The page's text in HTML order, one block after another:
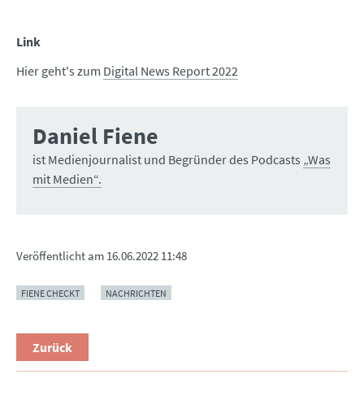
Link
Hier geht's zum Digital News Report 2022
Daniel Fiene
ist Medienjournalist und Begründer des Podcasts „Was
mit Medien“.
Veröffentlicht am 16.06.2022 11:48
FIENE CHECKT NACHRICHTEN
Zurück